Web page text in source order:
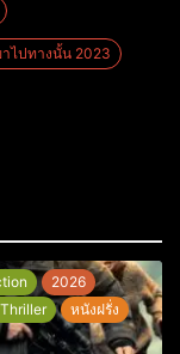
าไปทางนั้น 2023
2026
หนังฝรั่ง